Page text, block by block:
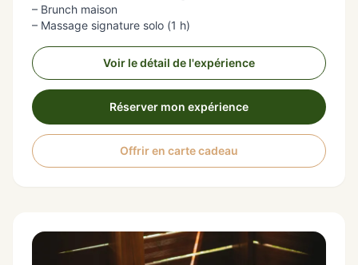
– Brunch maison
– Massage signature solo (1 h)
Voir le détail de l'expérience
Réserver mon expérience
Offrir en carte cadeau